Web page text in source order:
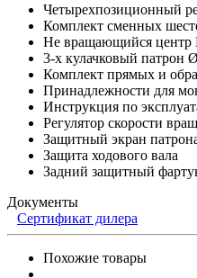
Четырехпозиционный
Комплект сменных
Не вращающийся центр
3-х кулачковый патрон
Комплект прямых и
Принадлежности для
Инструкция по
Регулятор скорости
Защитный экран
Защита ходового вала
Задний защитный
Документы
Сертификат дилера
Похожие товары